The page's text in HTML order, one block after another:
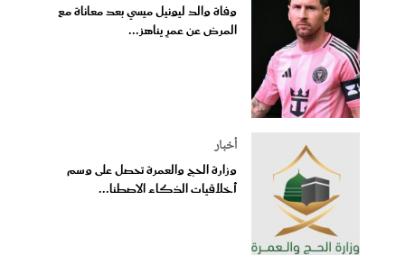
وفاة والد ليونيل ميسي بعد معاناة مع
المرض عن عمرٍ يناهز...
أخبار
وزارة الحج والعمرة تحصل على وسم
أخلاقيات الذكاء الاصطنا...